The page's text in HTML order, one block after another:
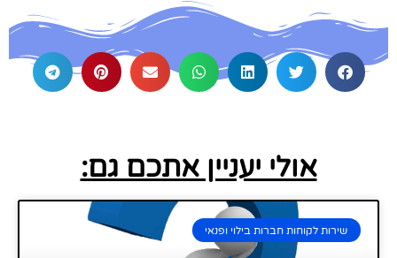
אולי יעניין אתכם גם:
שירות לקוחות חברות בילוי ופנאי